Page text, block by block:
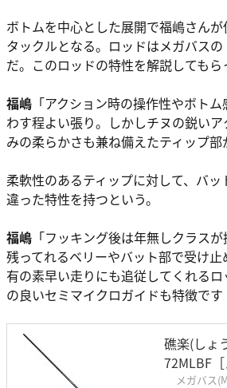
ボトムを中心とした展開で福嶋さん
タックルとなる。ロッドはメガバスの
だ。このロッドの特性を解説してもら
福嶋 「アクション時の操作性やボト
わす程よい張り。しかしチヌの鋭い
みの柔らかさも兼ね備えたティップ部
柔軟性のあるティップに対して、バ
違った特性を持つという。
福嶋 「フッキング後は年無しクラス
残ってれるベリーやバット部で受け
有の素早い走りにも追従してくれる
の良いセミマイクロガイドも特徴です
礁楽(しょ
72MLBF［
メガバス